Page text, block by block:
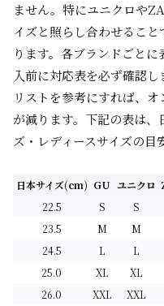
ません。特にユニクロや
イズと照らし合わせるこ
ります。各ブランドごと
入前に対応表を必ず確認
リストを参考にすれば、
が減ります。下記の表は
ズ・レディースサイズの目
日本サイズ(cm) GU ユニクロ
22.5
S S
23.5
M M
24.5
L L
25.0
XL XL
26.0
XXL XXL